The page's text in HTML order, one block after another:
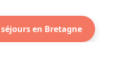
en Bretagne